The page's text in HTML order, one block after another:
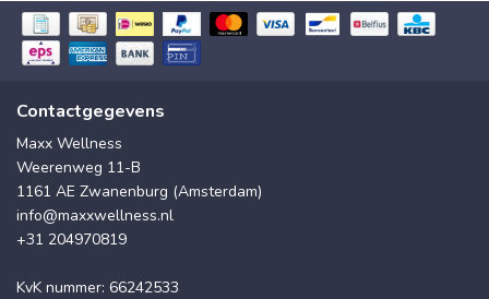
Contactgegevens
Maxx Wellness
Weerenweg 11-B
1161 AE Zwanenburg (Amsterdam)
info@maxxwellness.nl
+31 204970819
KvK nummer: 66242533